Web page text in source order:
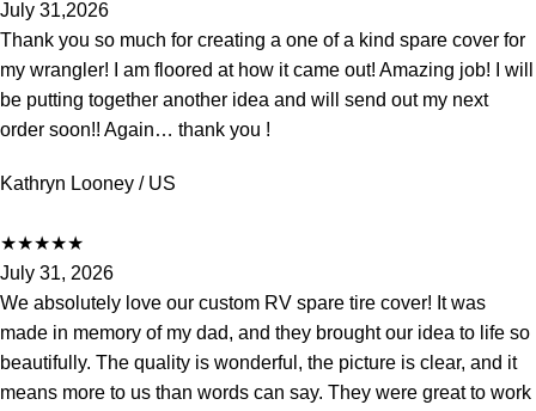
July 31,2026
Thank you so much for creating a one of a kind spare cover for
my wrangler! I am floored at how it came out! Amazing job! I will
be putting together another idea and will send out my next
order soon!! Again… thank you !
Kathryn Looney / US
★★★★★
July 31, 2026
We absolutely love our custom RV spare tire cover! It was
made in memory of my dad, and they brought our idea to life so
beautifully. The quality is wonderful, the picture is clear, and it
means more to us than words can say. They were great to work